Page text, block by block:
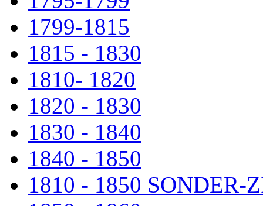
1799-1815
1815 - 1830
1810- 1820
1820 - 1830
1830 - 1840
1840 - 1850
1810 - 1850 SONDER-